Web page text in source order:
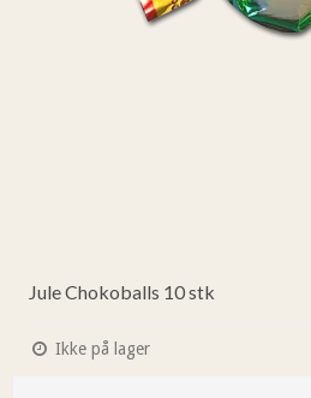
Jule Chokoballs 10 stk
Ikke på lager